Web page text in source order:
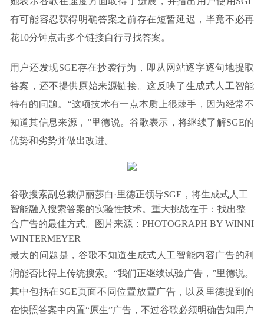
有可能容忍获得明确答案之前存在短暂延迟，毕竟不必再
花10分钟点击多个链接自行寻找答案。
用户还发现SGE存在抄袭行为，即从网站逐字逐句地提取
答案，还不提供原始来源链接。这反映了生成式人工智能
特有的问题。“这项技术有一点本质上很棘手，因为经常不
知道其信息来源，”里德说。谷歌表示，将继续了解SGE的
优势和劣势并做出改进。
谷歌搜索副总裁伊丽莎白·里德正领导SGE，将生成式人工
智能融入搜索答案的实验性技术。重大挑战在于：找出整
合广告的最佳方式。图片来源：PHOTOGRAPH BY WINNI
WINTERMEYER
最大的问题是，谷歌不知道生成式人工智能内容广告的利
润能否比得上传统搜索。“我们正继续试验广告，”里德说。
其中包括在SGE页面不同位置放置广告，以及里德提到的
在快照答案中内置“原生”广告，不过谷歌必须明确告知用户